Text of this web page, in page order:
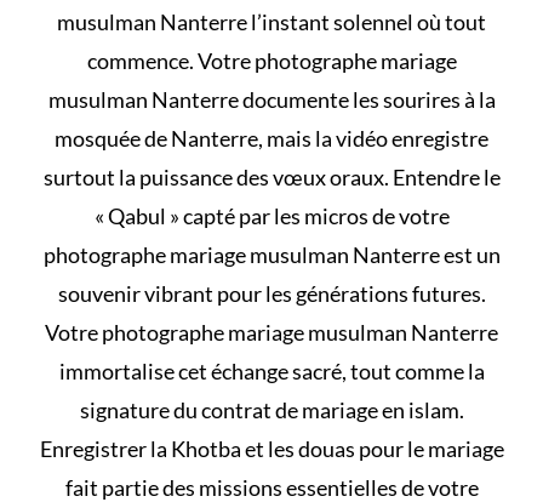
musulman Nanterre l’instant solennel où tout
commence. Votre photographe mariage
musulman Nanterre documente les sourires à la
mosquée de Nanterre, mais la vidéo enregistre
surtout la puissance des vœux oraux. Entendre le
« Qabul » capté par les micros de votre
photographe mariage musulman Nanterre est un
souvenir vibrant pour les générations futures.
Votre photographe mariage musulman Nanterre
immortalise cet échange sacré, tout comme la
signature ducontrat de mariage en islam.
Enregistrer la Khotba et lesdouas pour le mariage
fait partie des missions essentielles de votre